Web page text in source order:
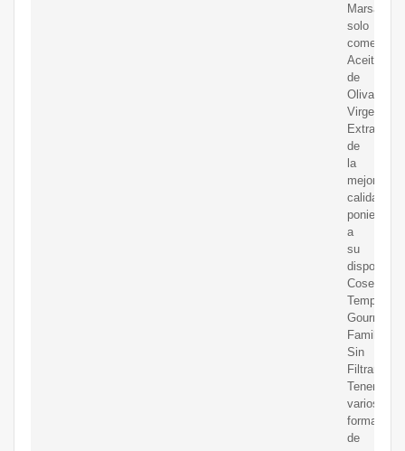
Marsala
solo
Aceite
de
Oliva
Virgen
Extra
de
la
mejor
calidad,
poniendo
a
su
Cosecha
Temprana,
Gourmet,
Familiar,
Sin
Filtrar,
Tenemos
varios
formatos
de